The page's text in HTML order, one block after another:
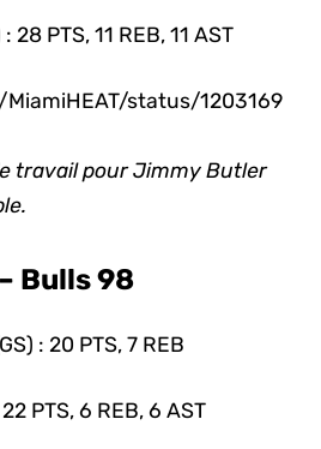
PTS, 11 REB, 11 AST
status/1203169
travail pour Jimmy Butler
Bulls 98
: 20 PTS, 7 REB
PTS, 6 REB, 6 AST